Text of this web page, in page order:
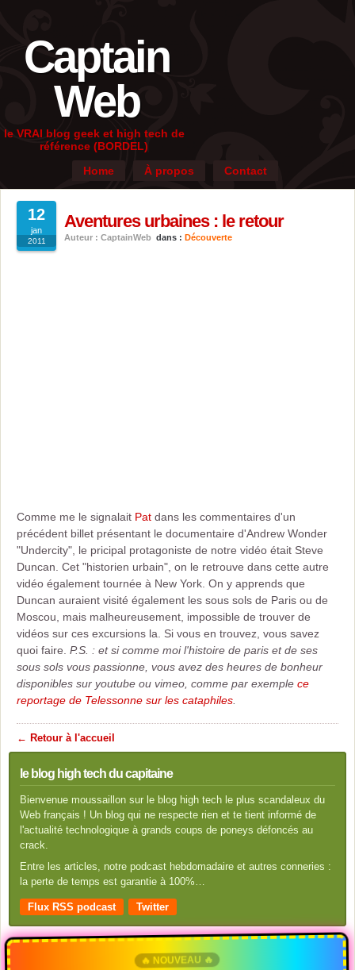
Captain
Web
le VRAI blog geek et high tech de
référence (BORDEL)
Home
À propos Contact
12
jan
2011
Aventures urbaines : le retour
Auteur : CaptainWeb dans : Découverte
Comme me le signalait Pat dans les commentaires d'un
précédent billet présentant le documentaire d'Andrew Wonder
"Undercity", le pricipal protagoniste de notre vidéo était Steve
Duncan. Cet "historien urbain", on le retrouve dans cette autre
vidéo également tournée à New York. On y apprends que
Duncan auraient visité également les sous sols de Paris ou de
Moscou, mais malheureusement, impossible de trouver de
vidéos sur ces excursions la. Si vous en trouvez, vous savez
quoi faire. P.S. : et si comme moi l'histoire de paris et de ses
sous sols vous passionne, vous avez des heures de bonheur
disponibles sur youtube ou vimeo, comme par exemple ce
reportage de Telessonne sur les cataphiles
← Retour à l'accueil
le blog high tech du capitaine
Bienvenue moussaillon sur le blog high tech le plus scandaleux du
Web français ! Un blog qui ne respecte rien et te tient informé de
l'actualité technologique à grands coups de poneys défoncés au
crack.
Entre les articles, notre podcast hebdomadaire et autres conneries :
la perte de temps est garantie à 100%…
Flux RSS podcast Twitter
🔥 NOUVEAU 🔥